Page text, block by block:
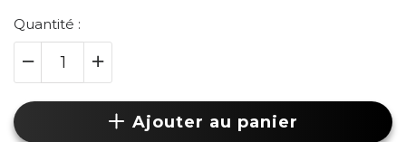
Quantité :
Ajouter au panier